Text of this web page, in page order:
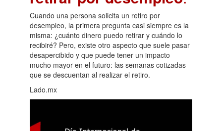
Cuando una persona solicita un retiro por
desempleo, la primera pregunta casi siempre es la
misma: ¿cuánto dinero puedo retirar y cuándo lo
recibiré? Pero, existe otro aspecto que suele pasar
desapercibido y que puede tener un impacto
mucho mayor en el futuro: las semanas cotizadas
que se descuentan al realizar el retiro.
Lado.mx